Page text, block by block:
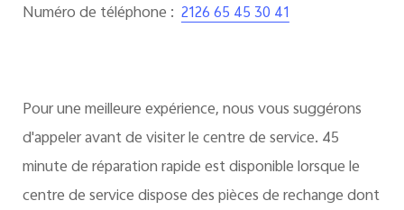
Numéro de téléphone : 2126 65 45 30 41
Pour une meilleure expérience, nous vous suggérons
d'appeler avant de visiter le centre de service. 45
minute de réparation rapide est disponible lorsque le
centre de service dispose des pièces de rechange dont